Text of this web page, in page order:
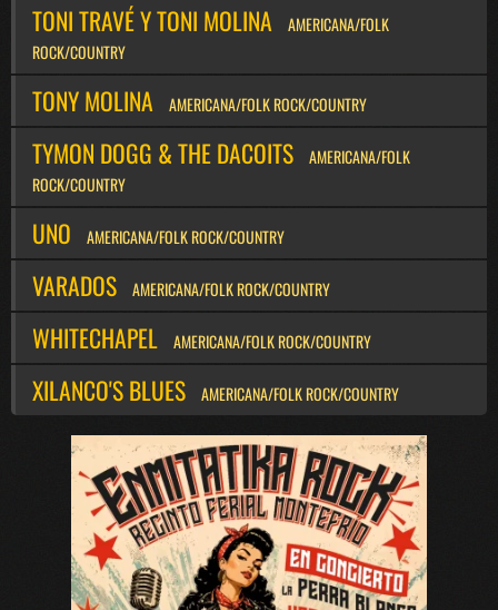
TONI TRAVÉ Y TONI MOLINA
AMERICANA/FOLK
ROCK/COUNTRY
TONY MOLINA AMERICANA/FOLK ROCK/COUNTRY
TYMON DOGG & THE DACOITS
AMERICANA/FOLK
ROCK/COUNTRY
UNO AMERICANA/FOLK ROCK/COUNTRY
VARADOS AMERICANA/FOLK ROCK/COUNTRY
WHITECHAPEL AMERICANA/FOLK ROCK/COUNTRY
XILANCO'S BLUES AMERICANA/FOLK ROCK/COUNTRY